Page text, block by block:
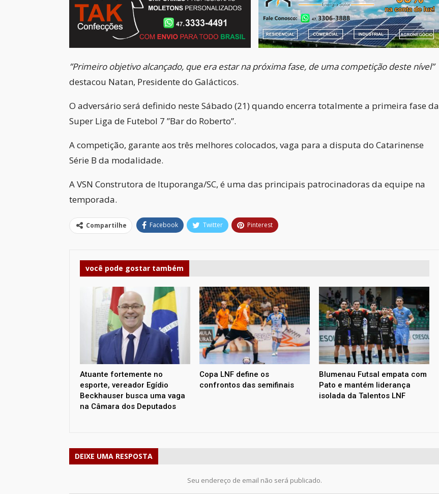
”Primeiro objetivo alcançado, que era estar na próxima fase, de uma competição deste nível”
destacou Natan, Presidente do Galácticos.
O adversário será definido neste Sábado (21) quando encerra totalmente a primeira fase da
Super Liga de Futebol 7 ”Bar do Roberto”.
A competição, garante aos três melhores colocados, vaga para a disputa do Catarinense
Série B da modalidade.
A VSN Construtora de Ituporanga/SC, é uma das principais patrocinadoras da equipe na
temporada.
Compartilhe Facebook Twitter Pinterest
você pode gostar também
Atuante fortemente no
esporte, vereador Egídio
Beckhauser busca uma vaga
na Câmara dos Deputados
Copa LNF define os
confrontos das semifinais
Blumenau Futsal empata com
Pato e mantém liderança
isolada da Talentos LNF
DEIXE UMA RESPOSTA
Seu endereço de email não será publicado.